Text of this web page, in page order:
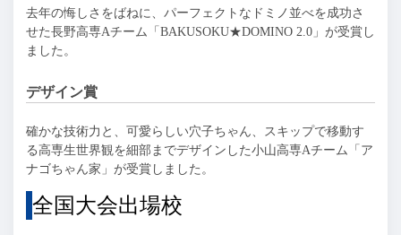
去年の悔しさをばねに、パーフェクトなドミノ並べを成功さ
せた長野高専Aチーム「BAKUSOKU★DOMINO 2.0」が受賞し
ました。
デザイン賞
確かな技術力と、可愛らしい穴子ちゃん、スキップで移動す
る高専生世界観を細部までデザインした小山高専Aチーム「ア
ナゴちゃん家」が受賞しました。
全国大会出場校